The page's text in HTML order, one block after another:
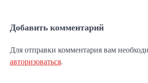
Добавить комментарий
Для отправки комментария вам
авторизоваться.